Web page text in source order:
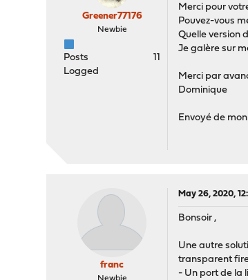
Greener77176
Newbie
Posts
11
Logged
Merci pour
Pouvez-vous
Quelle version
Je galère sur
Merci par
Dominique
Envoyé de
franc
May 26, 2020,
Bonsoir ,
Une autre
transparent
- Un port de la